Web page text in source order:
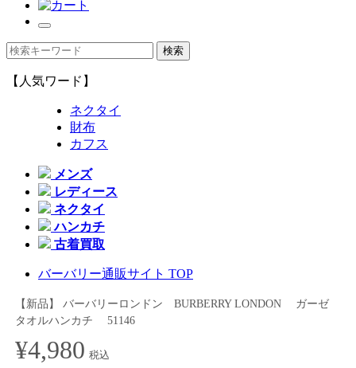
【人気ワード】
ネクタイ
財布
カフス
メンズ
レディース
ネクタイ
ハンカチ
古着買取
バーバリー通販サイト TOP
【新品】 バーバリーロンドン BURBERRY LONDON ガーゼ
タオルハンカチ 51146
¥4,980 税込